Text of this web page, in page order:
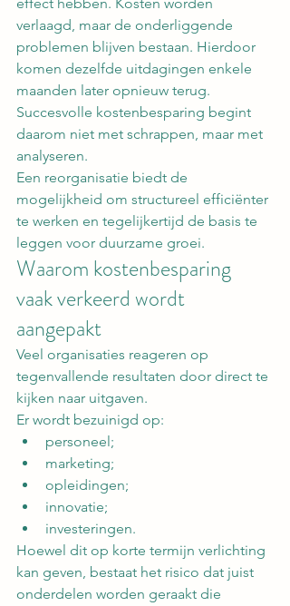
effect hebben. Kosten worden
verlaagd, maar de onderliggende
problemen blijven bestaan. Hierdoor
komen dezelfde uitdagingen enkele
maanden later opnieuw terug.
Succesvolle kostenbesparing begint
daarom niet met schrappen, maar met
analyseren.
Een reorganisatie biedt de
mogelijkheid om structureel efficiënter
te werken en tegelijkertijd de basis te
leggen voor duurzame groei.
Waarom kostenbesparing
vaak verkeerd wordt
aangepakt
Veel organisaties reageren op
tegenvallende resultaten door direct te
kijken naar uitgaven.
Er wordt bezuinigd op:
personeel;
marketing;
opleidingen;
innovatie;
investeringen.
Hoewel dit op korte termijn verlichting
kan geven, bestaat het risico dat juist
onderdelen worden geraakt die